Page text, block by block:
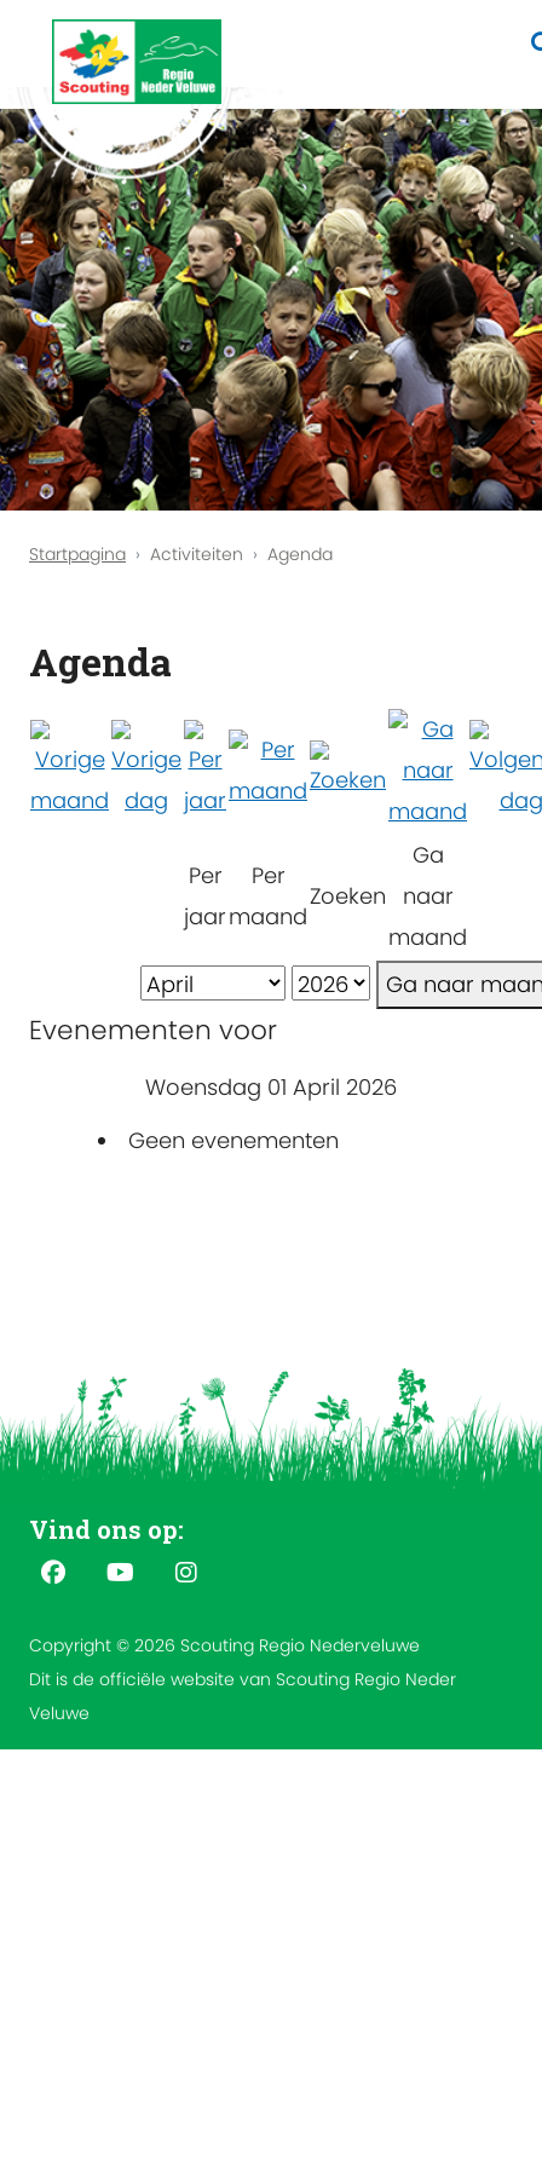
Startpagina Activiteiten Agenda
Agenda
Per
jaar
Per
maand
Zoeken
Ga
naar
maand
Ga naar
Evenementen voor
Woensdag 01 April 2026
Geen evenementen
Vind ons op:
Copyright © 2026 Scouting Regio Nederveluwe
Dit is de officiële website van Scouting Regio Neder
Veluwe